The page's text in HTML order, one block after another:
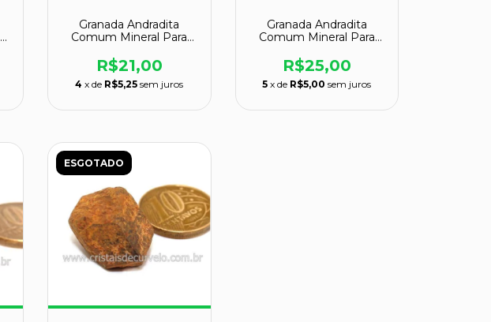
Granada Andradita
Comum Mineral Para
129039
R$21,00
4 x de R$5,25 sem juros
Granada Andradita
Comum Mineral Para
129042
R$25,00
5 x de R$5,00 sem juros
ESGOTADO